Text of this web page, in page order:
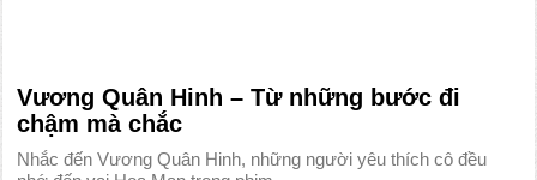
Vương Quân Hinh – Từ những bước đi
chậm mà chắc
Nhắc đến Vương Quân Hinh, những người yêu thích cô đều